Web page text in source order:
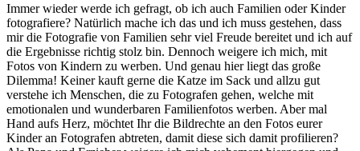
Immer wieder werde ich gefragt, ob ich auch Familien oder Kinder
fotografiere? Natürlich mache ich das und ich muss gestehen, dass
mir die Fotografie von Familien sehr viel Freude bereitet und ich auf
die Ergebnisse richtig stolz bin. Dennoch weigere ich mich, mit
Fotos von Kindern zu werben. Und genau hier liegt das große
Dilemma! Keiner kauft gerne die Katze im Sack und allzu gut
verstehe ich Menschen, die zu Fotografen gehen, welche mit
emotionalen und wunderbaren Familienfotos werben. Aber mal
Hand aufs Herz, möchtet Ihr die Bildrechte an den Fotos eurer
Kinder an Fotografen abtreten, damit diese sich damit profilieren?